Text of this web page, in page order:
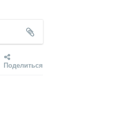
Поделиться